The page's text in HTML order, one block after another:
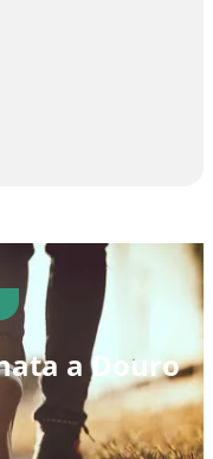
a Douro